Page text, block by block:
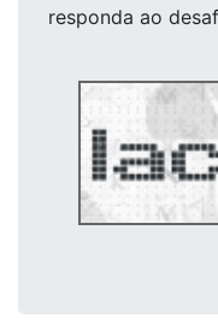
responda ao